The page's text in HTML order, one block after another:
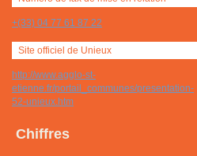
+(33) 04 77 61 87 22
Site officiel de Unieux
http://www.agglo-st-
etienne.fr/portail_communes/presentation-
52-unieux.htm
Chiffres